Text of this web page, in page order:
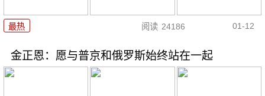
最热 阅读 24186 01-12
金正恩：愿与普京和俄罗斯始终站在一起